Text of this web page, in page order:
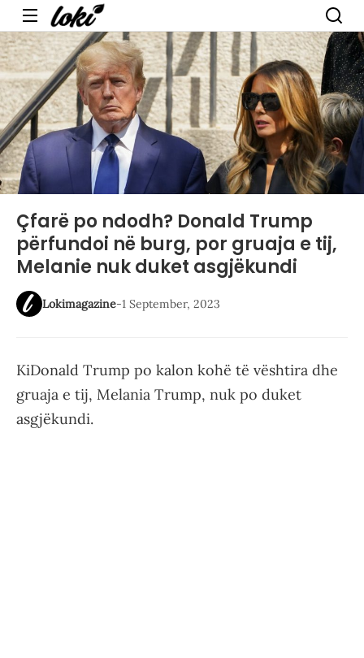
Menu
Çfarë po ndodh? Donald Trump
përfundoi në burg, por gruaja e tij,
Melanie nuk duket asgjëkundi
Lokimagazine-1 September, 2023
KiDonald Trump po kalon kohë të vështira dhe
gruaja e tij, Melania Trump, nuk po duket
asgjëkundi.